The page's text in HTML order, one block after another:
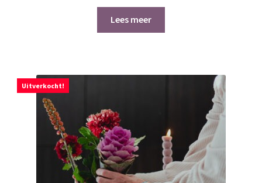
was:
€ 139,95.€ 99,95.
Lees meer
Uitverkocht!